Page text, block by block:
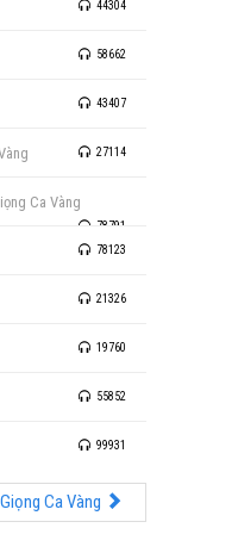
44304
58662
43407
27114
Ca Vàng
78791
78123
21326
19760
55852
99931
Ca Vàng